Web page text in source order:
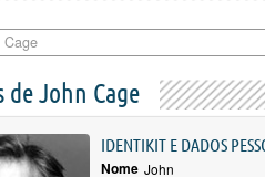
Cage
de John Cage
IDENTIKIT E DADOS
Nome John